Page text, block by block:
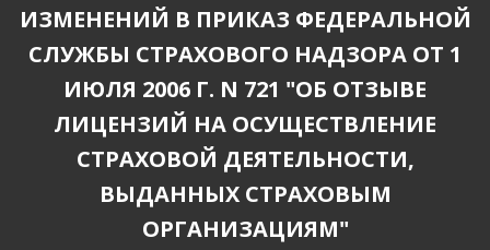
ИЗМЕНЕНИЙ В ПРИКАЗ ФЕДЕРАЛЬНОЙ
СЛУЖБЫ СТРАХОВОГО НАДЗОРА ОТ 1
ИЮЛЯ 2006 Г. N 721 "ОБ ОТЗЫВЕ
ЛИЦЕНЗИЙ НА ОСУЩЕСТВЛЕНИЕ
СТРАХОВОЙ ДЕЯТЕЛЬНОСТИ,
ВЫДАННЫХ СТРАХОВЫМ
ОРГАНИЗАЦИЯМ"